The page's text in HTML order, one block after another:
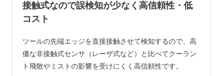
接触式なので誤検知が少なく高信頼性・低
コスト
ツールの先端エッジを直接接触させて検知するので、高
価な非接触式センサ（レーザ式など）と比べてクーラン
ト飛散やミストの影響を受けにくく高信頼性です。